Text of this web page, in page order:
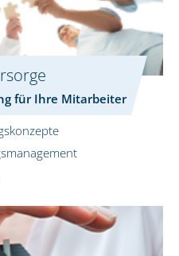
für Ihre Mitarbeiter